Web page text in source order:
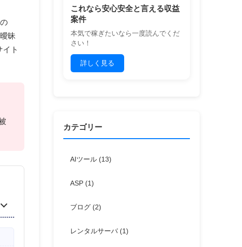
昧
ト
これなら安心安全と言える収益
案件
本気で稼ぎたいなら一度読んでくだ
さい！
詳しく見る
カテゴリー
AIツール (13)
ASP (1)
ブログ (2)
レンタルサーバ (1)